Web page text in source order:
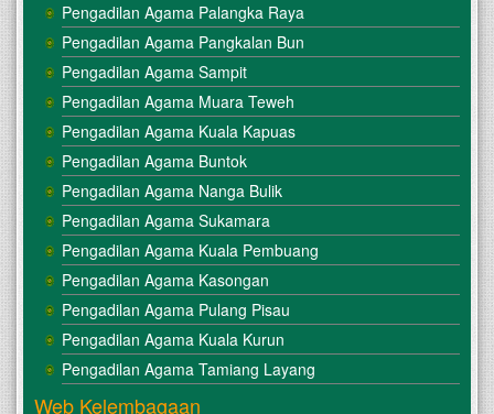
Pengadilan Agama Palangka Raya
Pengadilan Agama Pangkalan Bun
Pengadilan Agama Sampit
Pengadilan Agama Muara Teweh
Pengadilan Agama Kuala Kapuas
Pengadilan Agama Buntok
Pengadilan Agama Nanga Bulik
Pengadilan Agama Sukamara
Pengadilan Agama Kuala Pembuang
Pengadilan Agama Kasongan
Pengadilan Agama Pulang Pisau
Pengadilan Agama Kuala Kurun
Pengadilan Agama Tamiang Layang
Web Kelembagaan